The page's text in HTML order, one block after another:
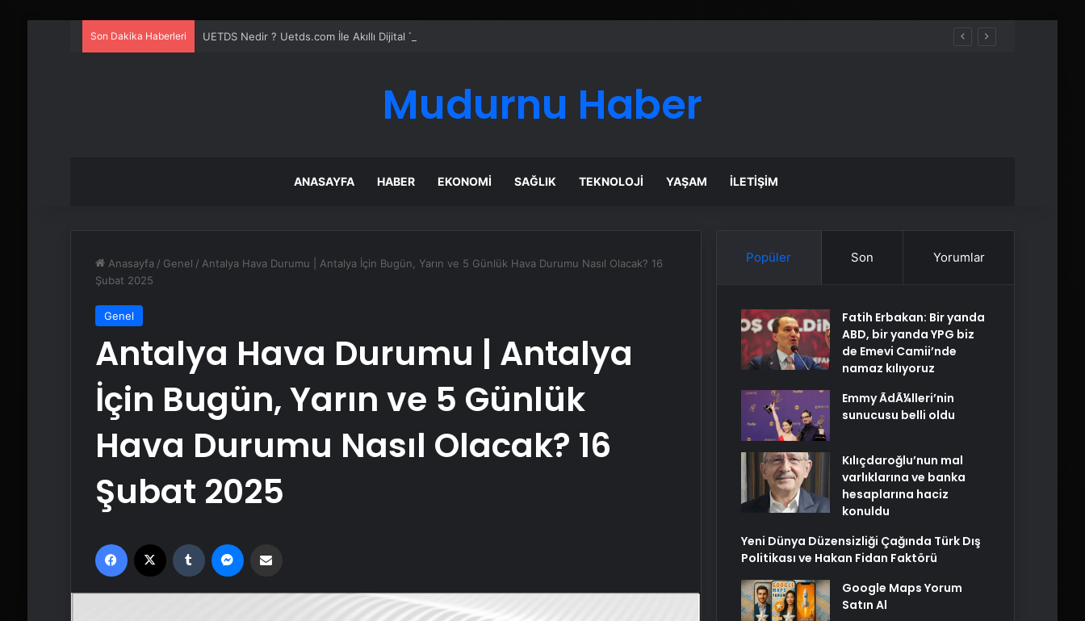
Son Dakika Haberleri UETDS Nedir ? Uetds.com İle Akıllı Dijital Taşımacılık Yazılımı
Mudurnu Haber
ANASAYFA HABER EKONOMI SAĞLIK TEKNOLOJI YAŞAM İLETIŞIM
Anasayfa / Genel / Antalya Hava Durumu | Antalya İçin Bugün, Yarın ve 5 Günlük Hava Durumu Nasıl Olacak? 16
Şubat 2025
Genel
Antalya Hava Durumu | Antalya
İçin Bugün, Yarın ve 5 Günlük
Hava Durumu Nasıl Olacak? 16
Şubat 2025
Facebook Tumblr
Popüler Son Yorumlar
Fatih Erbakan: Bir yanda
ABD, bir yanda YPG biz
de Emevi Camii’nde
namaz kılıyoruz
Emmy ÃdÃ¼lleri’nin
sunucusu belli oldu
Kılıçdaroğlu’nun mal
varlıklarına ve banka
hesaplarına haciz
konuldu
Yeni Dünya Düzensizliği Çağında Türk Dış
Politikası ve Hakan Fidan Faktörü
Google Maps Yorum
Satın Al